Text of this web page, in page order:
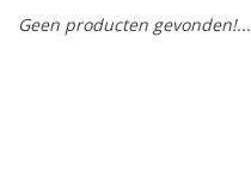
Geen producten gevonden!...